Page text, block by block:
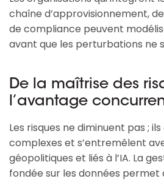
chaîne d’approvisionnement,
de compliance peuvent
avant que les perturbations ne
De la maîtrise des
l’avantage
Les risques ne diminuent pas ;
complexes et s’entremêlent
géopolitiques et liés à l’IA. La
fondée sur les données permet